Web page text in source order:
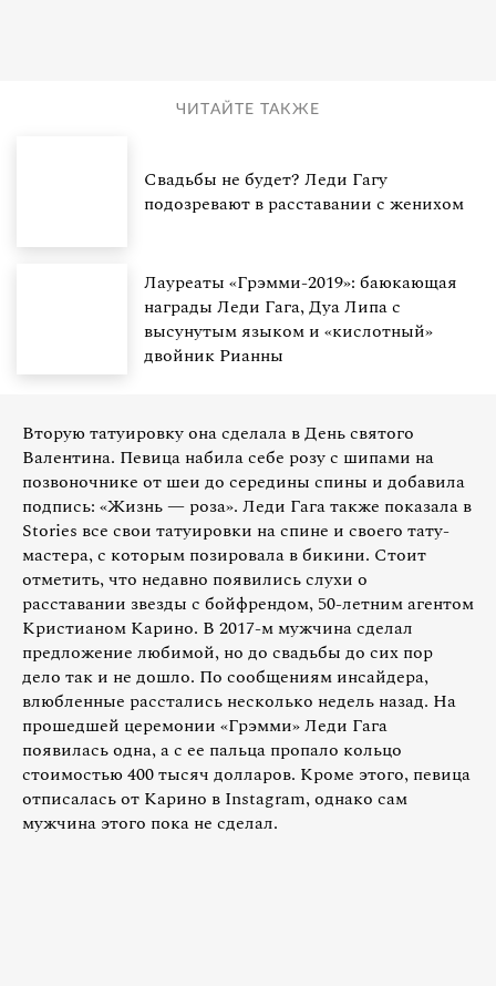
ЧИТАЙТЕ ТАКЖЕ
Свадьбы не будет? Леди Гагу
подозревают в расставании с женихом
Лауреаты «Грэмми-2019»: баюкающая
награды Леди Гага, Дуа Липа с
высунутым языком и «кислотный»
двойник Рианны
Вторую татуировку она сделала в День святого
Валентина. Певица набила себе розу с шипами на
позвоночнике от шеи до середины спины и добавила
подпись: «Жизнь — роза». Леди Гага также показала в
Stories все свои татуировки на спине и своего тату-
мастера, с которым позировала в бикини. Стоит
отметить, что недавно появились слухи о
расставании звезды с бойфрендом, 50-летним агентом
Кристианом Карино. В 2017-м мужчина сделал
предложение любимой, но до свадьбы до сих пор
дело так и не дошло. По сообщениям инсайдера,
влюбленные расстались несколько недель назад. На
прошедшей церемонии «Грэмми» Леди Гага
появилась одна, а с ее пальца пропало кольцо
стоимостью 400 тысяч долларов. Кроме этого, певица
отписалась от Карино в Instagram, однако сам
мужчина этого пока не сделал.